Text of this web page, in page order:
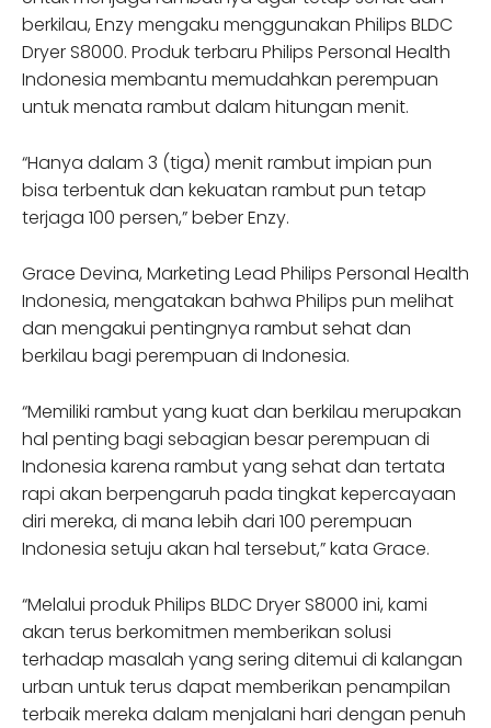
berkilau, Enzy mengaku menggunakan Philips BLDC
Dryer S8000. Produk terbaru Philips Personal Health
Indonesia membantu memudahkan perempuan
untuk menata rambut dalam hitungan menit.
“Hanya dalam 3 (tiga) menit rambut impian pun
bisa terbentuk dan kekuatan rambut pun tetap
terjaga 100 persen,” beber Enzy.
Grace Devina, Marketing Lead Philips Personal Health
Indonesia, mengatakan bahwa Philips pun melihat
dan mengakui pentingnya rambut sehat dan
berkilau bagi perempuan di Indonesia.
“Memiliki rambut yang kuat dan berkilau merupakan
hal penting bagi sebagian besar perempuan di
Indonesia karena rambut yang sehat dan tertata
rapi akan berpengaruh pada tingkat kepercayaan
diri mereka, di mana lebih dari 100 perempuan
Indonesia setuju akan hal tersebut,” kata Grace.
“Melalui produk Philips BLDC Dryer S8000 ini, kami
akan terus berkomitmen memberikan solusi
terhadap masalah yang sering ditemui di kalangan
urban untuk terus dapat memberikan penampilan
terbaik mereka dalam menjalani hari dengan penuh